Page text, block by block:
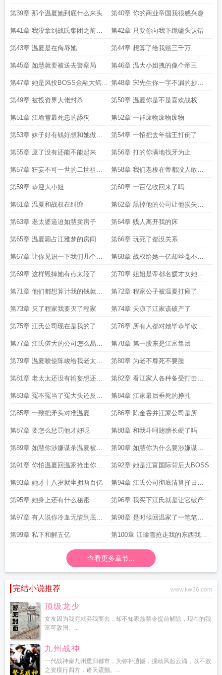
第39章 那个温夏她到底什么来头 第40章 你的商业帝国我很感兴趣
第41章 我没拿到战氏集团之前不
要破产了
第42章 只要你向我下跪磕头认错
第43章 温夏是在侮辱她 第44章 想算了给我赔三千万
第45章 如慧就要被送去警察局 第46章 温大小姐拽的像个帝王
第47章 她是风投BOSS金融大鳄的
妹妹
第48章 宋先生你一字不漏的抄袭
了
第49章 被投资界大佬封杀 第50章 温夏你是不是喜欢战权
第51章 江瑜雪最死忠的舔狗 第52章 一群废物废物废物
第53章 妹子好有钱好想和她做朋
友
第54章 一招把去年擂王打倒了
第55章 废了没有还能不能起来 第56章 打的你满地找牙为止
第57章 狂妄不可一世的二世祖终
于认错了
第58章 我们老板在帝都没人敢得
罪
第59章 恭迎大小姐 第60章 一百亿收回来了吗
第61章 温夏和战权在纠缠 第62章 黑掉他的公司让他损失惨
重
第63章 老太婆逼迫如慧卖房子 第64章 贱人离开我的床
第65章 温夏霸占江雅梦的房间 第66章 玩死了都没关系
第67章 让你见识一下我们几个到
底有多猛
第68章 战权给她一亿却丝毫不动
心
第69章 这样毁掉她有点太轻了 第70章 姐姐是帝都名媛才女她要
去帝都找她
第71章 他们都想算计我的钱就数
你最贴心
第72章 程家公子被温夏打瘫了
第73章 灭了程家我要灭了程家 第74章 天凉了江家该破产了
第75章 江氏公司现在是我的了 第76章 所有人都对她毕恭毕敬当
成皇帝伺候
第77章 江氏偌大的公司怎么易主
的
第78章 第一股东是江富集团
第79章 温夏唆使陈峻给我老太太
下套
第80章 为老不尊死不要脸
第81章 老太太还没有输妄想还能
翻盘
第82章 看江家人各种备受打击的
表演
第83章 冤不冤当了冤大头还反被
玩弄
第84章 江家最后垂死的挣扎
第85章 一致把矛头对准温夏 第86章 陈金吞并江家公司是所有
人看见的
第87章 要怎么惩罚他才好呢 第88章 和我斗呵翅膀长硬了吗
第89章 如慧你涉嫌谋杀温夏被逮
捕了
第90章 如慧你为什么要涉嫌谋杀
温夏
第91章 你怕温夏回温家抢走你女
儿的地位
第92章 她是江富国际背后大BOSS
第93章 她才十八岁就坐拥两百亿 第94章 江氏公司彻底清算择日就
宣布破产
第95章 她身上还有什么秘密 第96章 我买下江氏就是让它破产
第97章 有人说你冷血无情到底那
一面才是真的
第98章 是时候回温家了一笔笔血
海深仇该清算了
第99章 私下和解五亿 第100章 江瑜雪抢走我的东西我会
一五一十的拿回来
查看更多章节...
完结小说推荐 www.kw36.com
顶级龙少
女友因为我穷就弃我而去，却不知家族禁令提前解除，现在的我
富可敌国。...
九州战神
一代战神秦九州重归都市，为弥补遗憾，搅动风起云涌，以不败
之资横行四方，诸天震颤。...